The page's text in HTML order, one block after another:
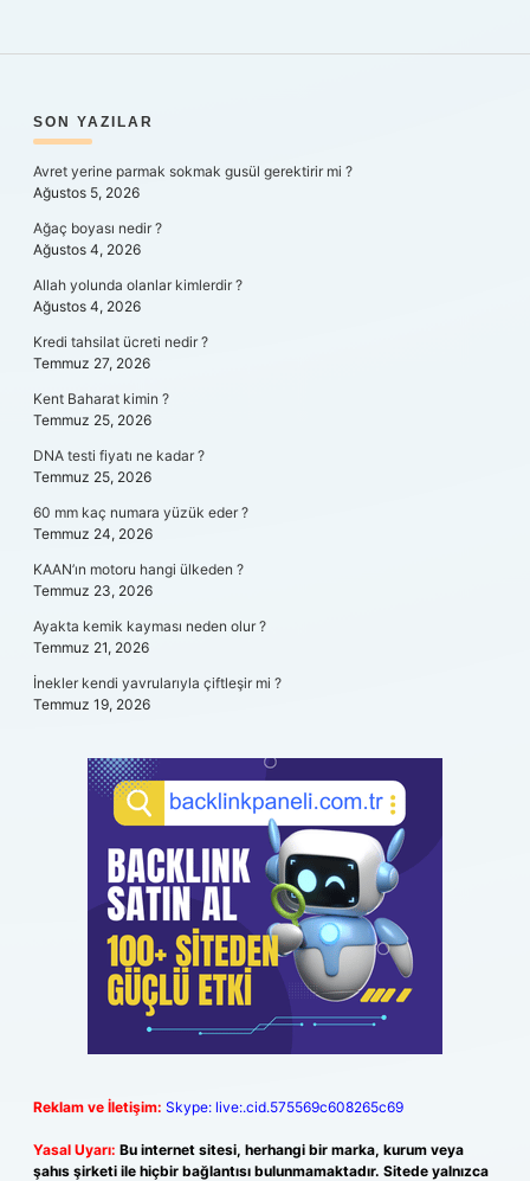
SIDEBAR
SON YAZILAR
Avret yerine parmak sokmak gusül gerektirir mi ?
Ağustos 5, 2026
Ağaç boyası nedir ?
Ağustos 4, 2026
Allah yolunda olanlar kimlerdir ?
Ağustos 4, 2026
Kredi tahsilat ücreti nedir ?
Temmuz 27, 2026
Kent Baharat kimin ?
Temmuz 25, 2026
DNA testi fiyatı ne kadar ?
Temmuz 25, 2026
60 mm kaç numara yüzük eder ?
Temmuz 24, 2026
KAAN’ın motoru hangi ülkeden ?
Temmuz 23, 2026
Ayakta kemik kayması neden olur ?
Temmuz 21, 2026
İnekler kendi yavrularıyla çiftleşir mi ?
Temmuz 19, 2026
Reklam ve İletişim: Skype: live:.cid.575569c608265c69
Yasal Uyarı: Bu internet sitesi, herhangi bir marka, kurum veya
şahıs şirketi ile hiçbir bağlantısı bulunmamaktadır. Sitede yalnızca